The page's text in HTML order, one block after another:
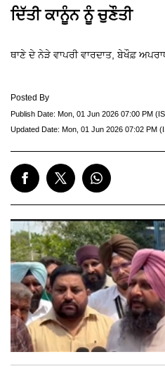
ਦਿੱਤੀ ਕਾਨੂੰਨ ਨੂੰ ਚੁਣੌਤੀ
ਥਾਣੇ ਦੇ ਨੇੜੇ ਵਾਪਰੀ ਵਾਰਦਾਤ, ਬੇਖੌਫ਼
Posted By
Publish Date: Mon, 01 Jun 2026 07:00 PM
Updated Date: Mon, 01 Jun 2026 07:02 PM